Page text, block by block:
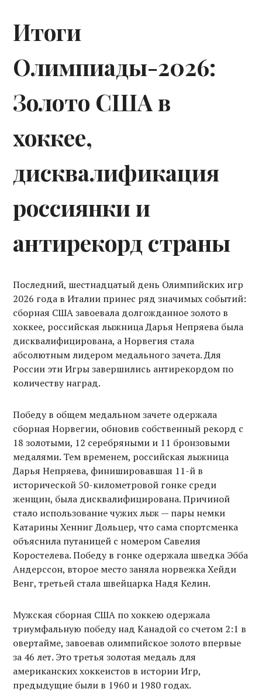
Итоги
Олимпиады-2026:
Золото США в
хоккее,
дисквалификация
россиянки и
антирекорд страны
Последний, шестнадцатый день Олимпийских игр
2026 года в Италии принес ряд значимых событий:
сборная США завоевала долгожданное золото в
хоккее, российская лыжница Дарья Непряева была
дисквалифицирована, а Норвегия стала
абсолютным лидером медального зачета. Для
России эти Игры завершились антирекордом по
количеству наград.
Победу в общем медальном зачете одержала
сборная Норвегии, обновив собственный рекорд с
18 золотыми, 12 серебряными и 11 бронзовыми
медалями. Тем временем, российская лыжница
Дарья Непряева, финишировавшая 11-й в
исторической 50-километровой гонке среди
женщин, была дисквалифицирована. Причиной
стало использование чужих лыж — пары немки
Катарины Хенниг Дольцер, что сама спортсменка
объяснила путаницей с номером Савелия
Коростелева. Победу в гонке одержала шведка Эбба
Андерссон, второе место заняла норвежка Хейди
Венг, третьей стала швейцарка Надя Келин.
Мужская сборная США по хоккею одержала
триумфальную победу над Канадой со счетом 2:1 в
овертайме, завоевав олимпийское золото впервые
за 46 лет. Это третья золотая медаль для
американских хоккеистов в истории Игр,
предыдущие были в 1960 и 1980 годах.